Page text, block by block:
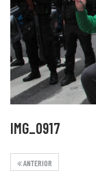
IMG_0917
ANTERIOR